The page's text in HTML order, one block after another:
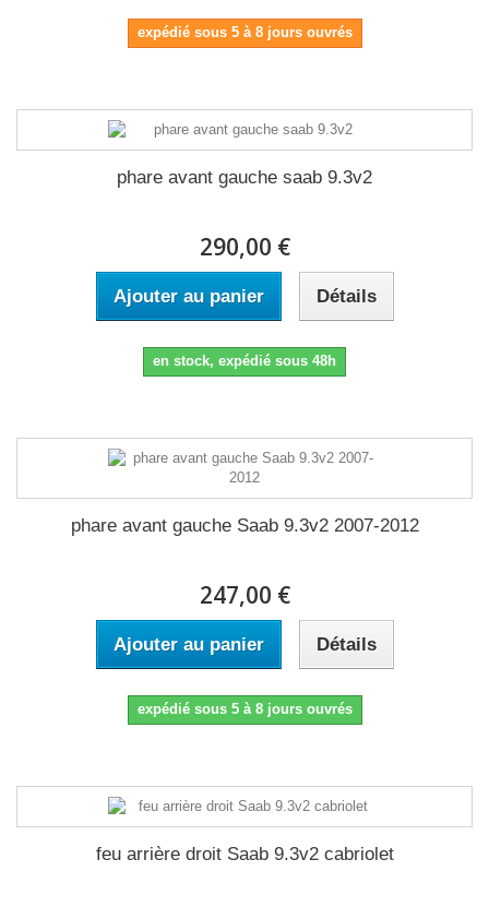
expédié sous 5 à 8 jours ouvrés
phare avant gauche saab 9.3v2
290,00 €
Ajouter au panier Détails
en stock, expédié sous 48h
phare avant gauche Saab 9.3v2 2007-2012
247,00 €
Ajouter au panier Détails
expédié sous 5 à 8 jours ouvrés
feu arrière droit Saab 9.3v2 cabriolet